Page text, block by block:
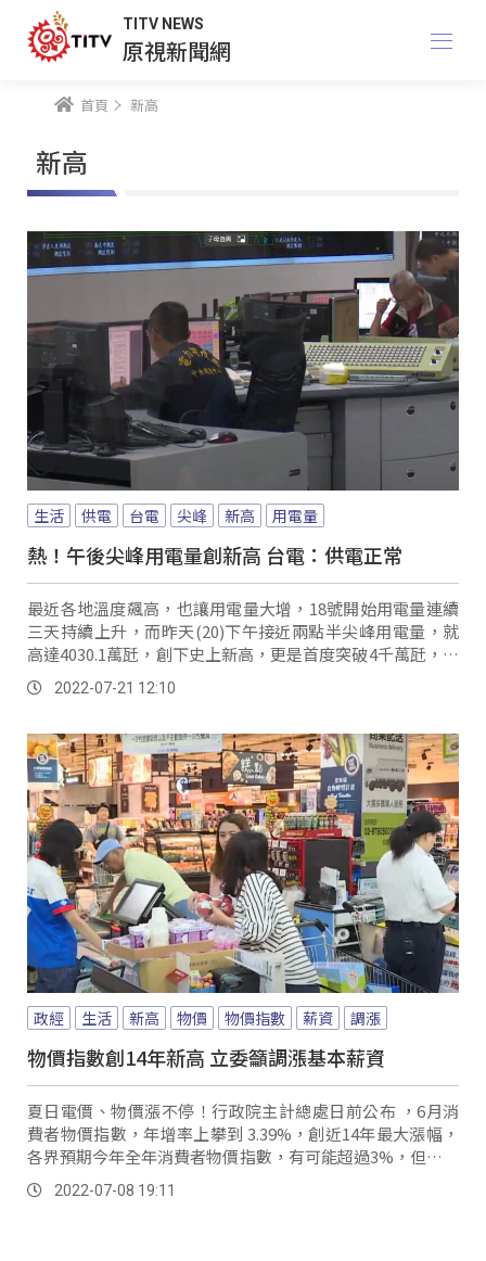
TITV NEWS
原視新聞網
首頁 新高
新高
生活 供電 台電 尖峰 新高 用電量
熱！午後尖峰用電量創新高 台電：供電正常
最近各地溫度飆高，也讓用電量大增，18號開始用電量連續
三天持續上升，而昨天(20)下午接近兩點半尖峰用電量，就
高達4030.1萬瓩，創下史上新高，更是首度突破4千萬瓩，不
過台電對此強調供電狀況一切正常...。
2022-07-21 12:10
政經 生活 新高 物價 物價指數 薪資 調漲
物價指數創14年新高 立委籲調漲基本薪資
夏日電價、物價漲不停！行政院主計總處日前公布 ，6月消
費者物價指數，年增率上攀到 3.39%，創近14年最大漲幅，
各界預期今年全年消費者物價指數，有可能超過3%，但攤開
近年基本工資來看，從105年的2萬0008元年，到111年的2萬
5250元，一直以來都有逐年調高的趨勢，但時代力量指出，
2022-07-08 19:11